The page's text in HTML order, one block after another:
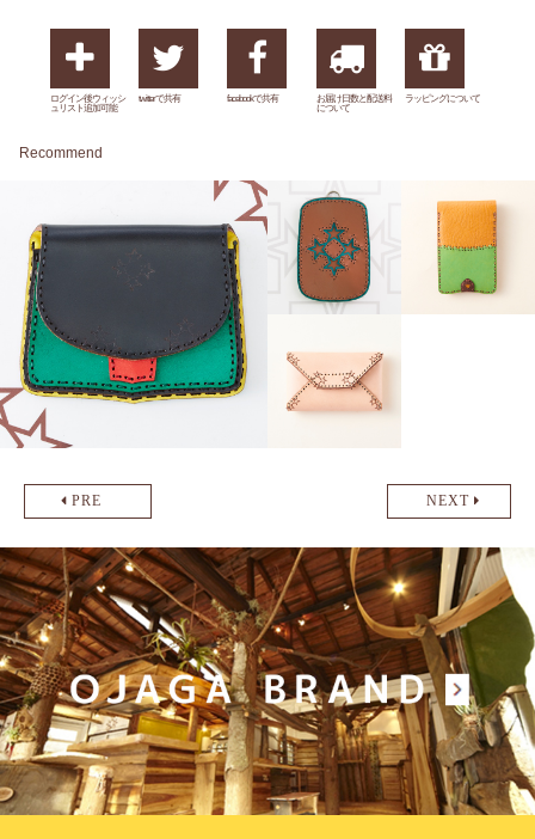
ログイン後ウィッシ
ュリスト追加可能
twitterで共有 facebookで共有
お届け日数と配送料
について
ラッピングについて
Recommend